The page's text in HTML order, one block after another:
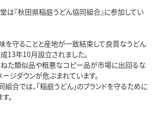
『秋田県稲庭うどん協同組合』に参加してい
を守ることと産地が一致結束して良質なうどん
13年10月設立されました。
ねた類似品や粗悪なコピー品が市場に出回るな
ージダウンが危ぶまれています。
合では、「稲庭うどん」のブランドを守るために
。